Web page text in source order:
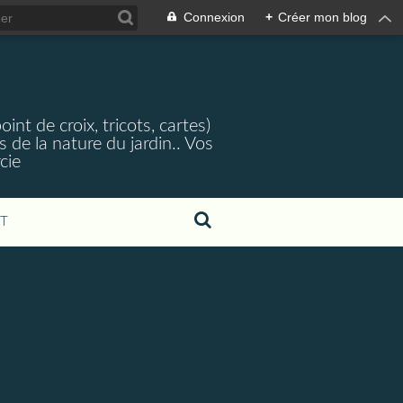
Connexion + Créer mon blog
de croix, tricots, cartes)
de la nature du jardin.. Vos